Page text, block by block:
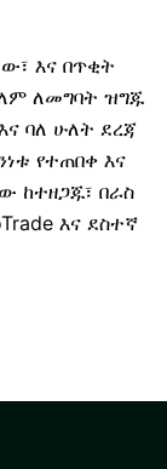
እና በጥቂት
ለመግባት ዝግጁ
ባለ ሁለት ደረጃ
የተጠበቀ እና
ከተዘጋጁ፣ በራስ
እና ደስተኛ